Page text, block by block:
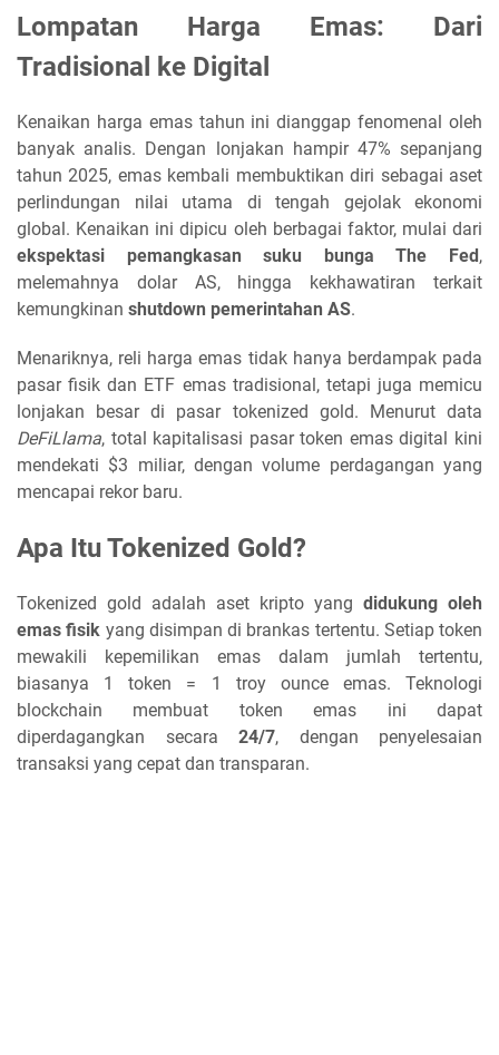
Lompatan Harga Emas: Dari
Tradisional ke Digital
Kenaikan harga emas tahun ini dianggap fenomenal oleh
banyak analis. Dengan lonjakan hampir 47% sepanjang
tahun 2025, emas kembali membuktikan diri sebagai aset
perlindungan nilai utama di tengah gejolak ekonomi
global. Kenaikan ini dipicu oleh berbagai faktor, mulai dari
ekspektasi pemangkasan suku bunga The Fed,
melemahnya dolar AS, hingga kekhawatiran terkait
kemungkinan shutdown pemerintahan AS.
Menariknya, reli harga emas tidak hanya berdampak pada
pasar fisik dan ETF emas tradisional, tetapi juga memicu
lonjakan besar di pasar tokenized gold. Menurut data
DeFiLlama, total kapitalisasi pasar token emas digital kini
mendekati $3 miliar, dengan volume perdagangan yang
mencapai rekor baru.
Apa Itu Tokenized Gold?
Tokenized gold adalah aset kripto yang didukung oleh
emas fisik yang disimpan di brankas tertentu. Setiap token
mewakili kepemilikan emas dalam jumlah tertentu,
biasanya 1 token = 1 troy ounce emas. Teknologi
blockchain membuat token emas ini dapat
diperdagangkan secara 24/7, dengan penyelesaian
transaksi yang cepat dan transparan.